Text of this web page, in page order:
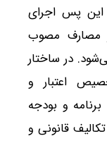
و از این پس اجرای
مصارف مصوب
در ساختار
اعتبار و
و بودجه
قانونی و